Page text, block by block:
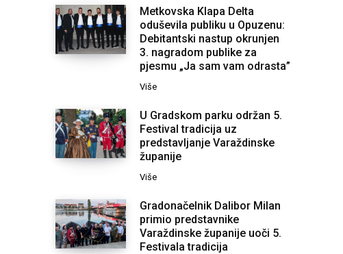
Metkovska Klapa Delta
oduševila publiku u Opuzenu:
Debitantski nastup okrunjen
3. nagradom publike za
pjesmu „Ja sam vam odrasta”
Više
U Gradskom parku održan 5.
Festival tradicija uz
predstavljanje Varaždinske
županije
Više
Gradonačelnik Dalibor Milan
primio predstavnike
Varaždinske županije uoči 5.
Festivala tradicija